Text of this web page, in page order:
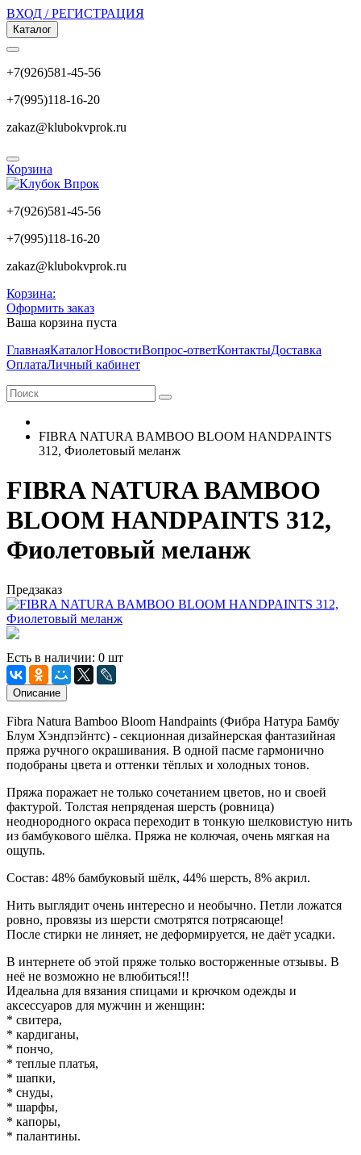
ВХОД / РЕГИСТРАЦИЯ
Каталог
+7(926)581-45-56
+7(995)118-16-20
zakaz@klubokvprok.ru
Корзина
+7(926)581-45-56
+7(995)118-16-20
zakaz@klubokvprok.ru
Корзина:
Оформить заказ
Ваша корзина пуста
ГлавнаяКаталогНовостиВопрос-ответКонтактыДоставка
ОплатаЛичный кабинет
FIBRA NATURA BAMBOO BLOOM HANDPAINTS
312, Фиолетовый меланж
FIBRA NATURA BAMBOO
BLOOM HANDPAINTS 312,
Фиолетовый меланж
Предзаказ
Есть в наличии: 0 шт
Описание
Fibra Natura Bamboo Bloom Handpaints (Фибра Натура Бамбу
Блум Хэндпэйнтс) - секционная дизайнерская фантазийная
пряжа ручного окрашивания. В одной пасме гармонично
подобраны цвета и оттенки тёплых и холодных тонов.
Пряжа поражает не только сочетанием цветов, но и своей
фактурой. Толстая непряденая шерсть (ровница)
неоднородного окраса переходит в тонкую шелковистую нить
из бамбукового шёлка. Пряжа не колючая, очень мягкая на
ощупь.
Состав: 48% бамбуковый шёлк, 44% шерсть, 8% акрил.
Нить выглядит очень интересно и необычно. Петли ложатся
ровно, провязы из шерсти смотрятся потрясающе!
После стирки не линяет, не деформируется, не даёт усадки.
В интернете об этой пряже только восторженные отзывы. В
неё не возможно не влюбиться!!!
Идеальна для вязания спицами и крючком одежды и
аксессуаров для мужчин и женщин:
* свитера,
* кардиганы,
* пончо,
* теплые платья,
* шапки,
* снуды,
* шарфы,
* капоры,
* палантины.